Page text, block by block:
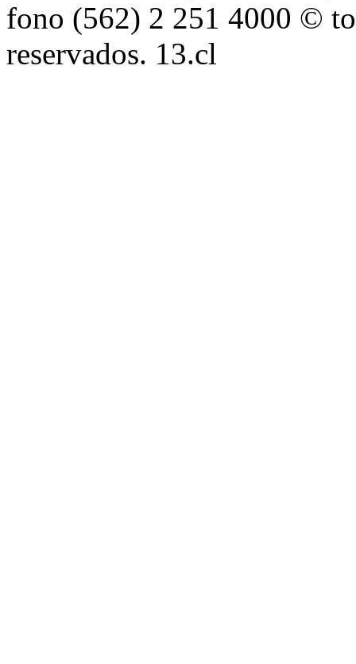
fono (562) 2 251 4000 ©
reservados. 13.cl